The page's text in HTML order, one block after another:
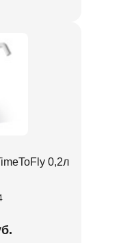
0,2л